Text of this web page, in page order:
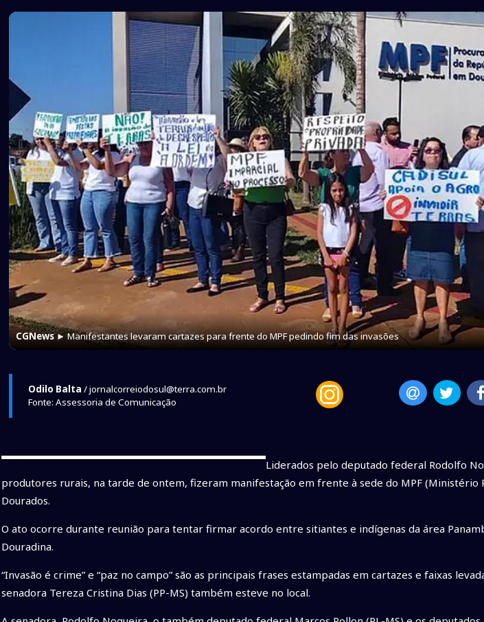
CGNews► Manifestantes levaram cartazes para frente do MPF pedindo fim das invasões
Odilo Balta / jornalcorreiodosul@terra.com.br
Fonte: Assessoria de Comunicação
Liderados pelo deputado federal Rodolfo
produtores rurais, na tarde de ontem, fizeram manifestação em frente à sede do MPF (Ministério
Dourados.
O ato ocorre durante reunião para tentar firmar acordo entre sitiantes e indígenas da área
Douradina.
“Invasão é crime” e “paz no campo” são as principais frases estampadas em cartazes e faixas
senadora Tereza Cristina Dias (PP-MS) também esteve no local.